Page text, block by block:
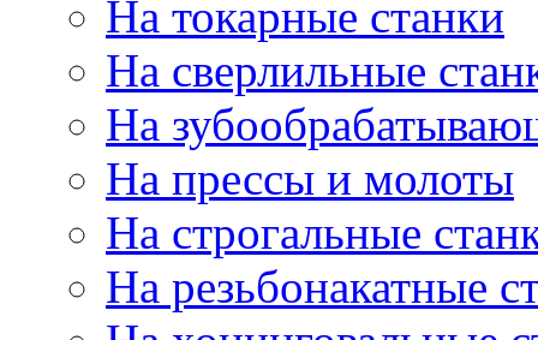
На токарные станки
На сверлильные
На
На прессы и молоты
На строгальные
На резьбонакатные